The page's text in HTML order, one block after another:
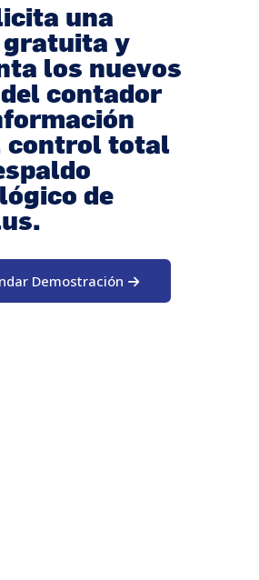
una
gratuita y
los nuevos
contador
control total
de
Demostración